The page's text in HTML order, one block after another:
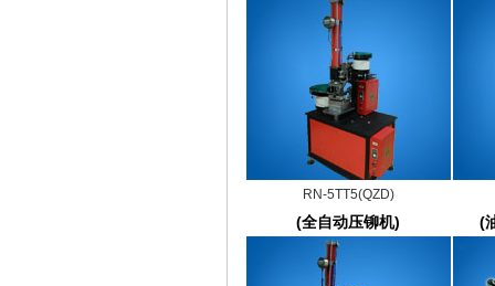
RN-5TT5(QZD)
(全自动压铆机) (